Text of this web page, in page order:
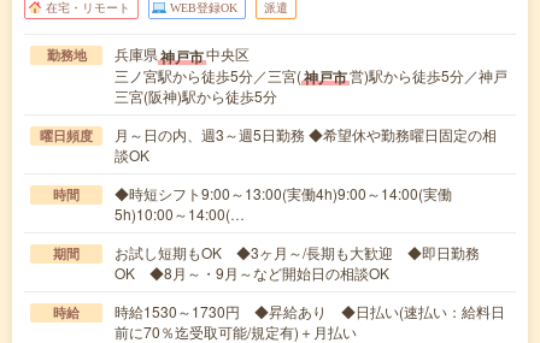
在宅・リモート WEB登録OK 派遣
勤務地 兵庫県神戸市中央区
三ノ宮駅から徒歩5分／三宮(神戸市営)駅から徒歩5分／神戸
三宮(阪神)駅から徒歩5分
曜日頻度
月～日の内、週3～週5日勤務 ◆希望休や勤務曜日固定の相
談OK
時間
◆時短シフト9:00～13:00(実働4h)9:00～14:00(実働
5h)10:00～14:00(…
期間
お試し短期もOK ◆3ヶ月～/長期も大歓迎 ◆即日勤務
OK ◆8月～・9月～など開始日の相談OK
時給
時給1530～1730円 ◆昇給あり ◆日払い(速払い：給料日
前に70％迄受取可能/規定有)＋月払い